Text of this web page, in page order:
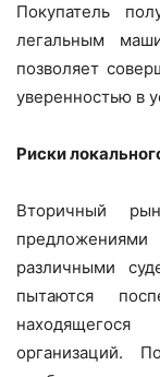
Покупатель
легальным
позволяет
уверенностью в
Риски
Вторичный
различными
пытаются
организаций.